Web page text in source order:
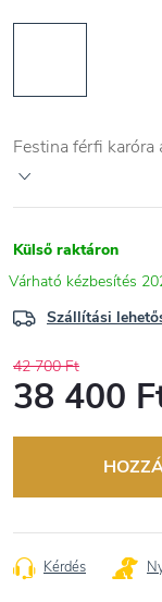
Festina férfi
Külső raktáron
Szállítási
42 700 Ft
38 400
Kérdés